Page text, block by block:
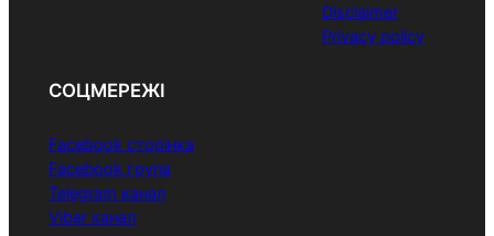
Disclaimer
Privacy policy
СОЦМЕРЕЖІ
Facebook сторінка
Facebook група
Telegram канал
Viber канал